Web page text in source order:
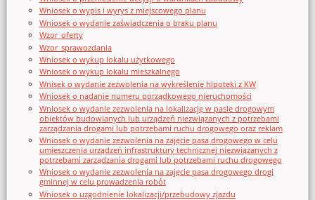
Wniosek o wypis i wyrys z miejscowego planu
Wniosek o wydanie zaświadczenia o braku planu
Wzor_oferty
Wzor_sprawozdania
Wniosek o wykup lokalu użytkowego
Wniosek o wykup lokalu mieszkalnego
Wnisek o wydanie zezwolenia na wykreślenie hipoteki z KW
Wniosek o nadanie numeru porządkowego nieruchomości
Wniosek o wydanie zezwolenia na lokalizację w pasie drogowym
obiektów budowlanych lub urządzeń niezwiązanych z potrzebami
zarządzania drogami lub potrzebami ruchu drogowego oraz reklam
Wniosek o wydanie zezwolenia na zajęcie pasa drogowego w celu
umieszczenia urządzeń infrastruktury technicznej niezwiązanych z
potrzebami zarządzania drogami lub potrzebami ruchu drogowego
Wniosek o wydanie zezwolenia na zajęcie pasa drogowego drogi
gminnej w celu prowadzenia robót
Wniosek o uzgodnienie lokalizacji/przebudowy zjazdu